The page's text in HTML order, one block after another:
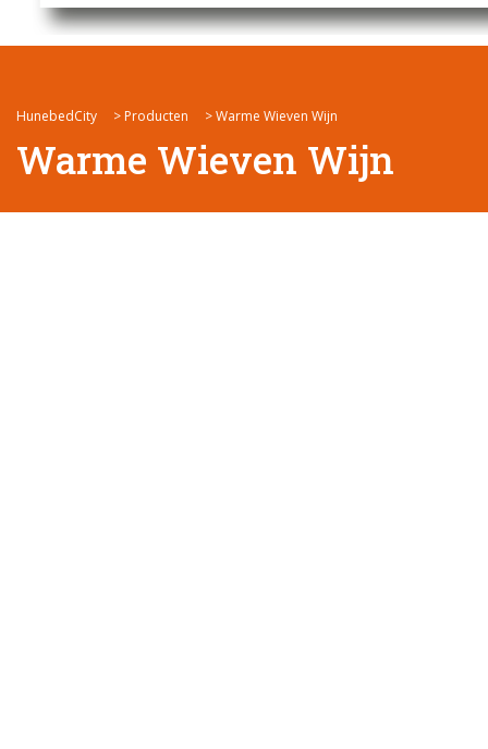
HunebedCity > Producten >Warme Wieven Wijn
Warme Wieven Wijn